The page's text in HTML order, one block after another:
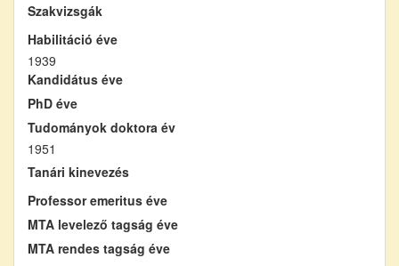
Szakvizsgák
Habilitáció éve
1939
Kandidátus éve
PhD éve
Tudományok doktora év
1951
Tanári kinevezés
Professor emeritus éve
MTA levelező tagság éve
MTA rendes tagság éve